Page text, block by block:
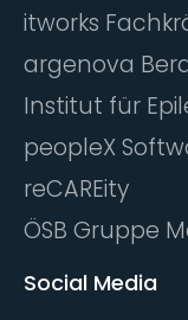
itworks
argenova
Institut für
peopleX
reCAREity
ÖSB Gruppe
Social Media